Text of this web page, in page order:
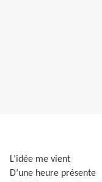
L’idée me vient
D’une heure présente